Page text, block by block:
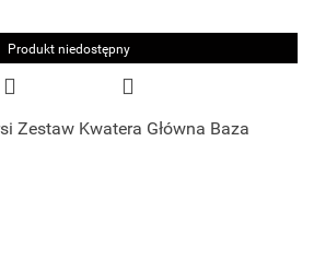
Produkt niedostępny
Zestaw Kwatera Główna Baza